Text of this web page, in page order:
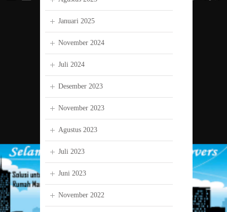
Januari 2025
November 2024
Juli 2024
Desember 2023
November 2023
Agustus 2023
Juli 2023
Juni 2023
November 2022